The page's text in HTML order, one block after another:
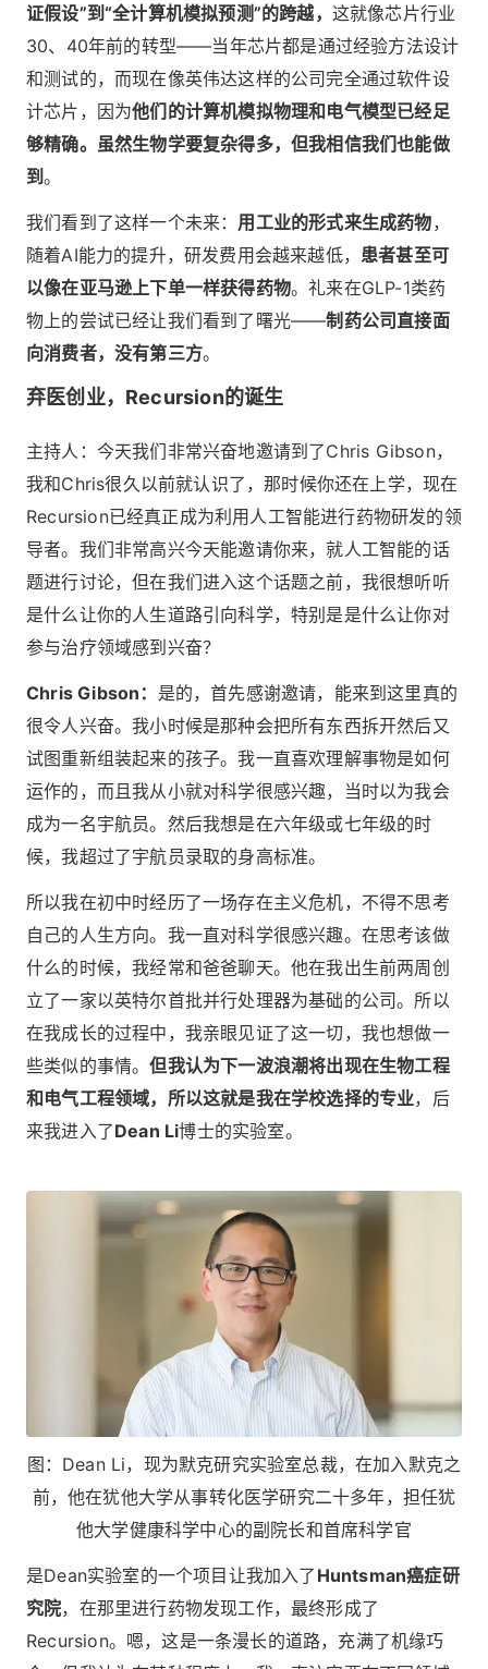
证假设”到“全计算机模拟预测”的跨越， 这就像芯片行业
30、40年前的转型——当年芯片都是通过经验方法设计
和测试的，而现在像英伟达这样的公司完全通过软件设
计芯片，因为他们的计算机模拟物理和电气模型已经足
够精确。虽然生物学要复杂得多，但我相信我们也能做
到。
我们看到了这样一个未来： 用工业的形式来生成药物，
随着AI能力的提升，研发费用会越来越低， 患者甚至可
以像在亚马逊上下单一样获得药物。礼来在GLP-1类药
物上的尝试已经让我们看到了曙光——制药公司直接面
向消费者，没有第三方。
弃医创业，Recursion的诞生
主持人：今天我们非常兴奋地邀请到了Chris Gibson，
我和Chris很久以前就认识了，那时候你还在上学，现在
Recursion已经真正成为利用人工智能进行药物研发的领
导者。我们非常高兴今天能邀请你来，就人工智能的话
题进行讨论，但在我们进入这个话题之前，我很想听听
是什么让你的人生道路引向科学，特别是是什么让你对
参与治疗领域感到兴奋？
Chris Gibson： 是的，首先感谢邀请，能来到这里真的
很令人兴奋。我小时候是那种会把所有东西拆开然后又
试图重新组装起来的孩子。我一直喜欢理解事物是如何
运作的，而且我从小就对科学很感兴趣，当时以为我会
成为一名宇航员。然后我想是在六年级或七年级的时
候，我超过了宇航员录取的身高标准。
所以我在初中时经历了一场存在主义危机，不得不思考
自己的人生方向。我一直对科学很感兴趣。在思考该做
什么的时候，我经常和爸爸聊天。他在我出生前两周创
立了一家以英特尔首批并行处理器为基础的公司。所以
在我成长的过程中，我亲眼见证了这一切，我也想做一
些类似的事情。但我认为下一波浪潮将出现在生物工程
和电气工程领域，所以这就是我在学校选择的专业，后
来我进入了Dean Li博士的实验室。
图：Dean Li，现为默克研究实验室总裁，在加入默克之
前，他在犹他大学从事转化医学研究二十多年，担任犹
他大学健康科学中心的副院长和首席科学官
是Dean实验室的一个项目让我加入了 Huntsman癌症研
究院，在那里进行药物发现工作，最终形成了
Recursion。嗯，这是一条漫长的道路，充满了机缘巧